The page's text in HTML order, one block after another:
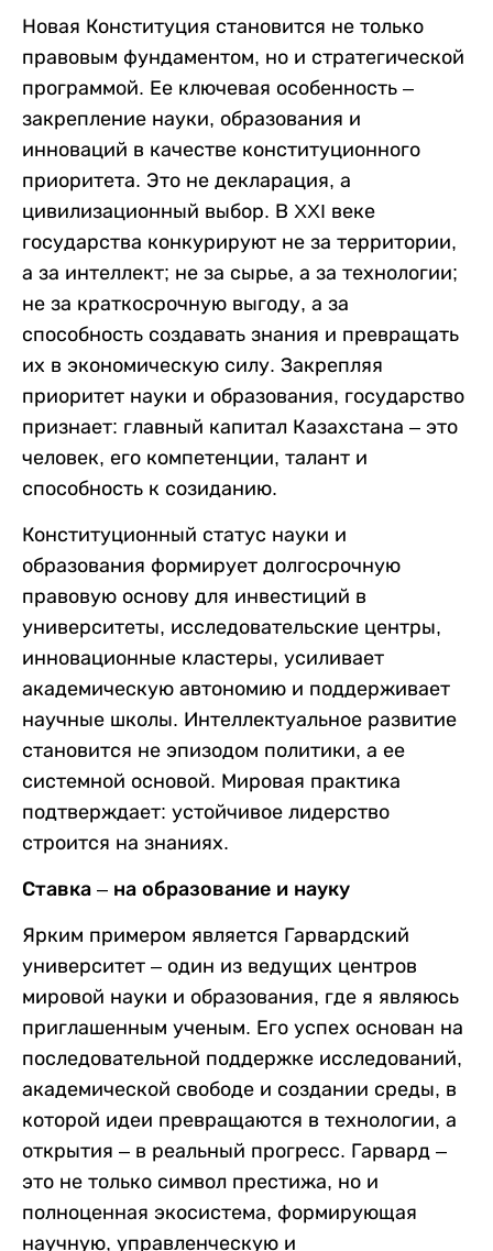
Новая Конституция становится не только
правовым фундаментом, но и стратегической
программой. Ее ключевая особенность –
закрепление науки, образования и
инноваций в качестве конституционного
приоритета. Это не декларация, а
цивилизационный выбор. В XXI веке
государства конкурируют не за территории,
а за интеллект; не за сырье, а за технологии;
не за краткосрочную выгоду, а за
способность создавать знания и превращать
их в экономическую силу. Закрепляя
приоритет науки и образования, государство
признает: главный капитал Казахстана – это
человек, его компетенции, талант и
способность к созиданию.
Конституционный статус науки и
образования формирует долгосрочную
правовую основу для инвестиций в
университеты, исследовательские центры,
инновационные кластеры, усиливает
академическую автономию и поддерживает
научные школы. Интеллектуальное развитие
становится не эпизодом политики, а ее
системной основой. Мировая практика
подтверждает: устойчивое лидерство
строится на знаниях.
Ставка – на образование и науку
Ярким примером является Гарвардский
университет – один из ведущих центров
мировой науки и образования, где я являюсь
приглашенным ученым. Его успех основан на
последовательной поддержке исследований,
академической свободе и создании среды, в
которой идеи превращаются в технологии, а
открытия – в реальный прогресс. Гарвард –
это не только символ престижа, но и
полноценная экосистема, формирующая
научную, управленческую и